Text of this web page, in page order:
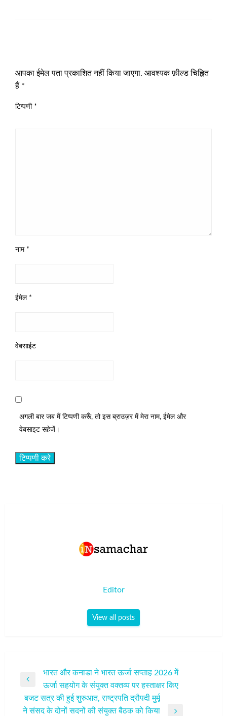
आपका ईमेल पता प्रकाशित नहीं किया जाएगा. आवश्यक फ़ील्ड चिह्नित
हैं *
टिप्पणी *
नाम *
ईमेल *
वेबसाईट
अगली बार जब मैं टिप्पणी करूँ, तो इस ब्राउज़र में मेरा नाम, ईमेल और
वेबसाइट सहेजें।
Editor
View all posts
नेविगेशन
Previous
Post
भारत और कनाडा ने भारत ऊर्जा सप्ताह 2026 में
ऊर्जा सहयोग के संयुक्त वक्तव्य पर हस्ताक्षर किए
बजट सत्र की हुई शुरुआत, राष्ट्रपति द्रौपदी मुर्मू
ने संसद के दोनों सदनों की संयुक्त बैठक को किया